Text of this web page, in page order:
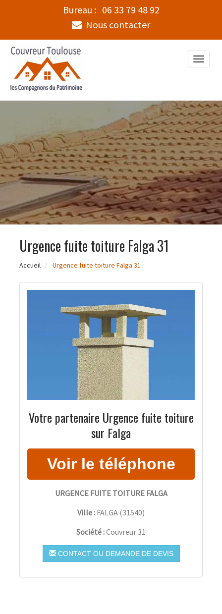
Bureau : 06 33 79 48 92
Nous contacter
Toggle
Urgence fuite toiture Falga 31
Accueil Urgence fuite toiture Falga 31
Votre partenaire Urgence fuite toiture
sur Falga
URGENCE FUITE TOITURE FALGA
Ville : FALGA (31540)
Société :Couvreur 31
CONTACT OU DEMANDE DE DEVIS